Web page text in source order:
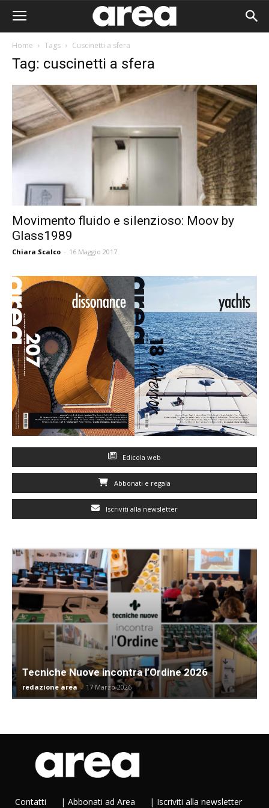
Home Tags Cuscinetti a sfera
Tag: cuscinetti a sfera
Movimento fluido e silenzioso: Moov by
Glass1989
Chiara Scalco - 16 Maggio 2017
Edicola web
Abbonati e regala
Iscriviti alla newsletter
Tecniche Nuove incontra l’Ordine 2026
redazione area - 17 Marzo 2026
Contatti | Abbonati ad Area | Iscriviti alla newsletter